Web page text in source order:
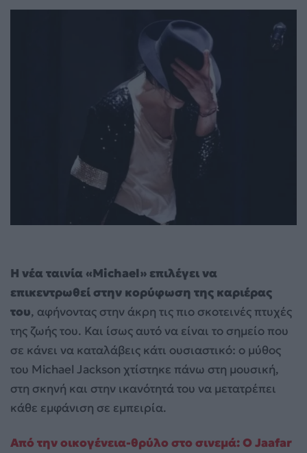
Η νέα ταινία «Michael» επιλέγει να
επικεντρωθεί στην κορύφωση της καριέρας
του, αφήνοντας στην άκρη τις πιο σκοτεινές πτυχές
της ζωής του. Και ίσως αυτό να είναι το σημείο που
σε κάνει να καταλάβεις κάτι ουσιαστικό: ο μύθος
του Michael Jackson χτίστηκε πάνω στη μουσική,
στη σκηνή και στην ικανότητά του να μετατρέπει
κάθε εμφάνιση σε εμπειρία.
Από την οικογένεια-θρύλο στο σινεμά: Ο Jaafar